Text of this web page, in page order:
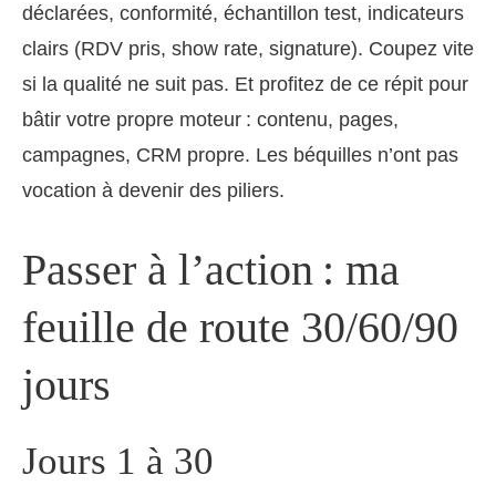
déclarées, conformité, échantillon test, indicateurs
clairs (RDV pris, show rate, signature). Coupez vite
si la qualité ne suit pas. Et profitez de ce répit pour
bâtir votre propre moteur : contenu, pages,
campagnes, CRM propre. Les béquilles n’ont pas
vocation à devenir des piliers.
Passer à l’action : ma
feuille de route 30/60/90
jours
Jours 1 à 30